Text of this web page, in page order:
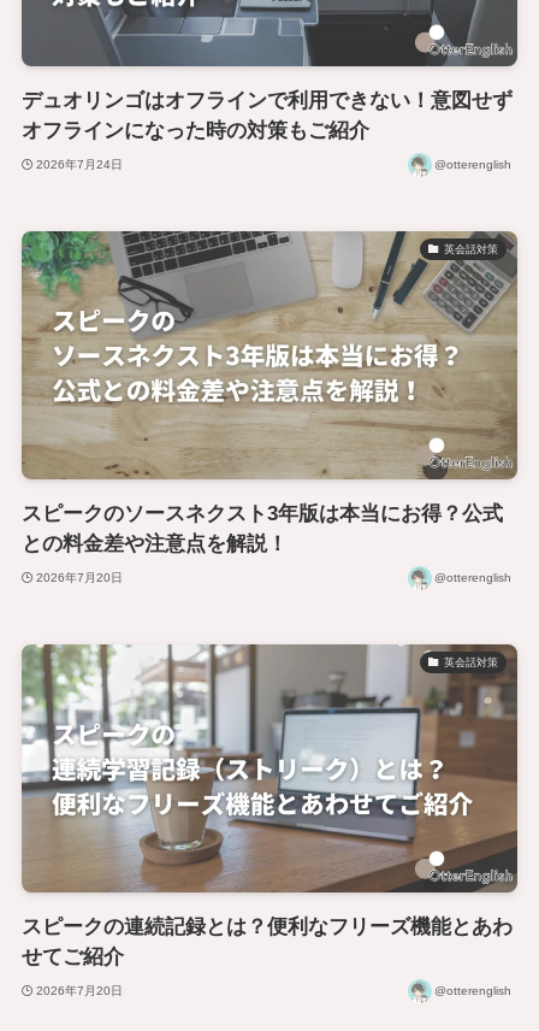
デュオリンゴはオフラインで利用できない！意図せず
オフラインになった時の対策もご紹介
2026年7月24日 @otterenglish
英会話対策
スピークのソースネクスト3年版は本当にお得？公式
との料金差や注意点を解説！
2026年7月20日 @otterenglish
英会話対策
スピークの連続記録とは？便利なフリーズ機能とあわ
せてご紹介
2026年7月20日 @otterenglish